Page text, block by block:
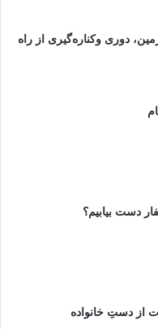
دوری وکناره‌گیری از راه
دست بیابیم؟
از دستِ خانواده